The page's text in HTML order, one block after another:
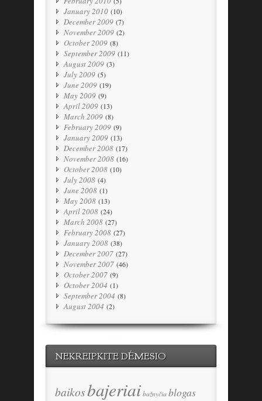
January 2010 (10)
December 2009 (7)
November 2009 (2)
October 2009 (8)
September 2009 (11)
August 2009 (3)
July 2009 (5)
June 2009 (19)
May 2009 (9)
April 2009 (13)
March 2009 (8)
February 2009 (9)
January 2009 (13)
December 2008 (17)
November 2008 (16)
October 2008 (10)
July 2008 (4)
June 2008 (1)
May 2008 (13)
April 2008 (24)
March 2008 (27)
February 2008 (27)
January 2008 (38)
December 2007 (27)
November 2007 (46)
October 2007 (9)
October 2004 (1)
September 2004 (8)
August 2004 (2)
NEKREIPKITE DĖMESIO
baikosbajeriai bažnyčia blogas